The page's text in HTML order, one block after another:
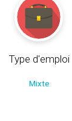
Type d'emploi
Mixte